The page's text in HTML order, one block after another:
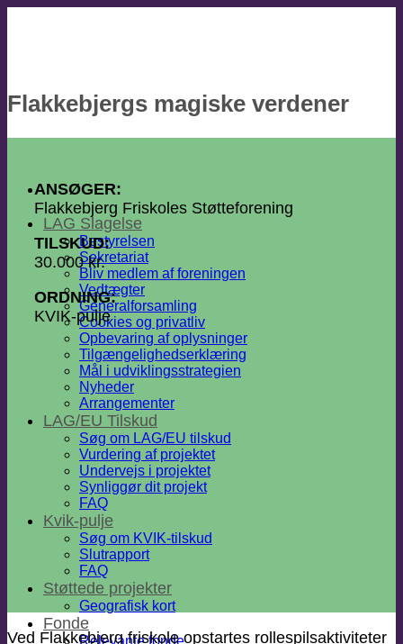
LAG Slagelse
Bestyrelsen
Sekretariat
Bliv medlem af foreningen
Vedtægter
Generalforsamling
Cookies og privatliv
Opbevaring af oplysninger
Tilgængelighedserklæring
Mål i udviklingsstrategien
Nyheder
Arrangementer
LAG/EU Tilskud
Søg om LAG/EU tilskud
Vurdering af projektet
Undervejs i projektet
Synliggør dit projekt
FAQ
Kvik-pulje
Søg om KVIK-tilskud
Slutrapport
FAQ
Støttede projekter
Geografisk kort
Fonde
Flakkebjergs magiske verdener
ANSØGER:
Flakkebjerg Friskoles Støtteforening
TILSKUD:
30.000 kr.
ORDNING:
KVIK-pulje
Ved Flakkebjerg friskole opstartes rollespilsaktiviteter